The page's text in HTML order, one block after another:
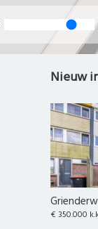
Nieuw
€ 350.000